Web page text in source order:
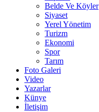
Belde Ve Köyler
Siyaset
Yerel Yönetim
Turizm
Ekonomi
Spor
Tarım
Foto Galeri
Video
Yazarlar
Künye
İletişim